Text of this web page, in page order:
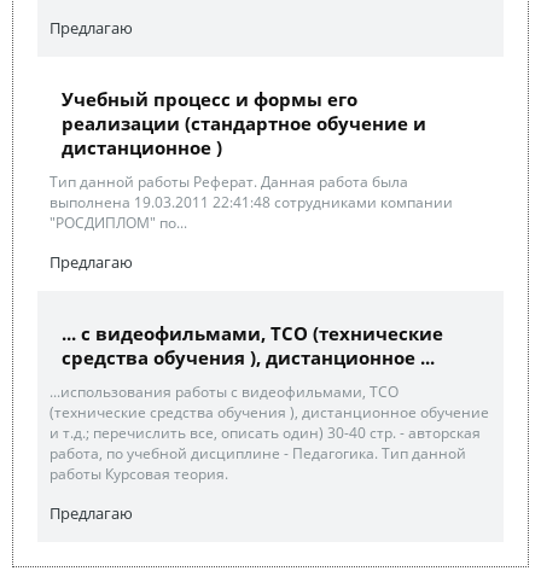
Предлагаю
Учебный процесс и формы его
реализации (стандартное обучение и
дистанционное )
Тип данной работы Реферат. Данная работа была
выполнена 19.03.2011 22:41:48 сотрудниками компании
"РОСДИПЛОМ" по...
Предлагаю
... с видеофильмами, ТСО (технические
средства обучения ), дистанционное ...
...использования работы с видеофильмами, ТСО
(технические средства обучения ), дистанционное обучение
и т.д.; перечислить все, описать один) 30-40 стр. - авторская
работа, по учебной дисциплине - Педагогика. Тип данной
работы Курсовая теория.
Предлагаю